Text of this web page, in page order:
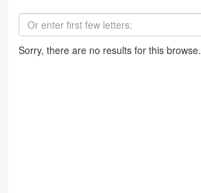
Sorry, there are no results for this browse.